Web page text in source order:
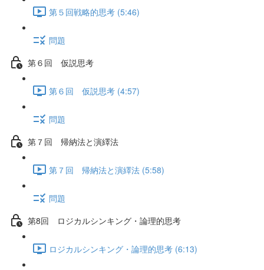
第５回戦略的思考 (5:46)
問題
第６回 仮説思考
第６回 仮説思考 (4:57)
問題
第７回 帰納法と演繹法
第７回 帰納法と演繹法 (5:58)
問題
第8回 ロジカルシンキング・論理的思考
ロジカルシンキング・論理的思考 (6:13)